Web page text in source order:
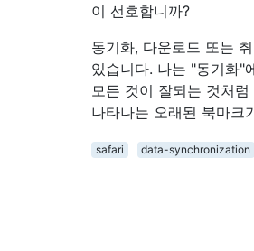
이 선호합니까?
동기화, 다운로드 또는
있습니다. 나는 "동기화"
모든 것이 잘되는 것처
나타나는 오래된 북마크
safari data-synchronization